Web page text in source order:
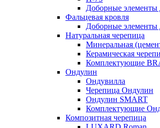
Доборные элементы
Фальцевая кровля
Доборные элементы
Натуральная черепица
Минеральная
Керамическая
Комплектующие
Ондулин
Ондувилла
Черепица Ондулин
Ондулин SMART
Комплектующие
Композитная черепица